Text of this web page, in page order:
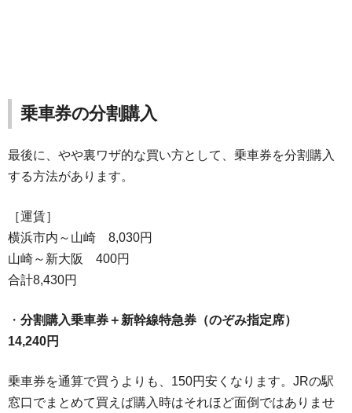
乗車券の分割購入
最後に、やや裏ワザ的な買い方として、乗車券を分割購入
する方法があります。
［運賃］
横浜市内～山崎 8,030円
山崎～新大阪 400円
合計8,430円
・ 分割購入乗車券＋新幹線特急券（のぞみ指定席）
14,240円
乗車券を通算で買うよりも、150円安くなります。JRの駅
窓口でまとめて買えば購入時はそれほど面倒ではありませ